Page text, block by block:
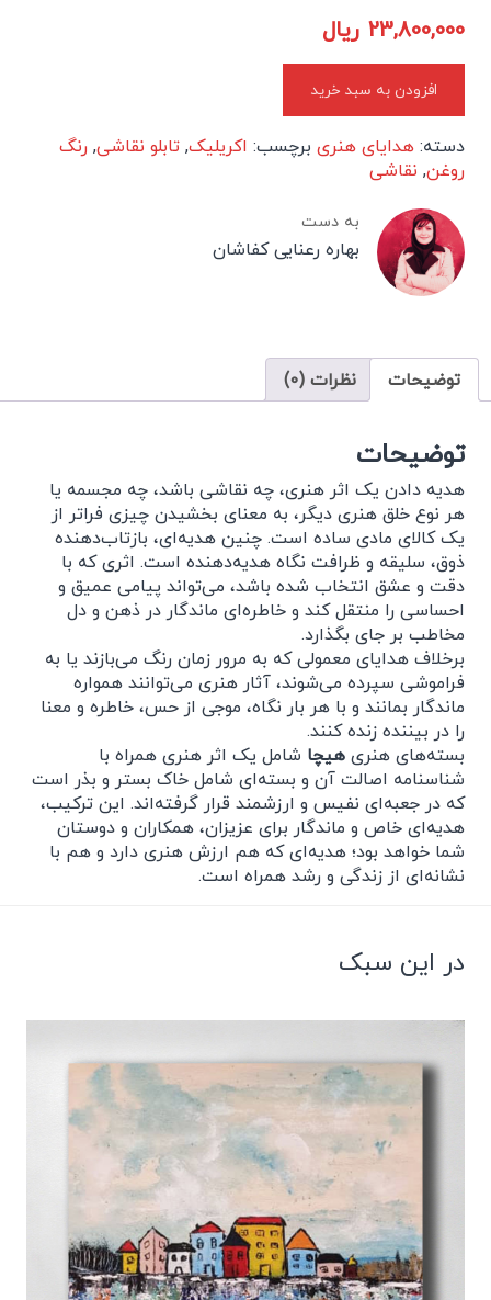
23,800,000 ریال
افزودن به سبد خرید
دسته:هدایای هنری برچسب: اکریلیک,تابلو نقاشی, رنگ
روغن, نقاشی
به دست
بهاره رعنایی کفاشان
توضیحات نظرات (0)
توضیحات
هدیه دادن یک اثر هنری، چه نقاشی باشد، چه مجسمه یا
هر نوع خلق هنری دیگر، به معنای بخشیدن چیزی فراتر از
یک کالای مادی ساده است. چنین هدیه‌ای، بازتاب‌دهنده
ذوق، سلیقه و ظرافت نگاه هدیه‌دهنده است. اثری که با
دقت و عشق انتخاب شده باشد، می‌تواند پیامی عمیق و
احساسی را منتقل کند و خاطره‌ای ماندگار در ذهن و دل
مخاطب بر جای بگذارد.
برخلاف هدایای معمولی که به مرور زمان رنگ می‌بازند یا به
فراموشی سپرده می‌شوند، آثار هنری می‌توانند همواره
ماندگار بمانند و با هر بار نگاه، موجی از حس، خاطره و معنا
را در بیننده زنده کنند.
بسته‌های هنریهیچا شامل یک اثر هنری همراه با
شناسنامه اصالت آن و بسته‌ای شامل خاک بستر و بذر است
که در جعبه‌ای نفیس و ارزشمند قرار گرفته‌اند. این ترکیب،
هدیه‌ای خاص و ماندگار برای عزیزان، همکاران و دوستان
شما خواهد بود؛ هدیه‌ای که هم ارزش هنری دارد و هم با
نشانه‌ای از زندگی و رشد همراه است.
در این سبک